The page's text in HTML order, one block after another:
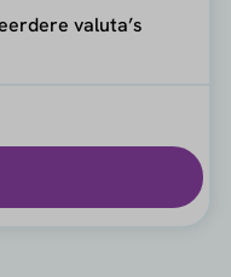
valuta’s